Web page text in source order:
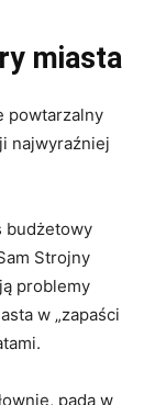
miasta
powtarzalny
najwyraźniej
budżetowy
Strojny
problemy
w „zapaści
pada w